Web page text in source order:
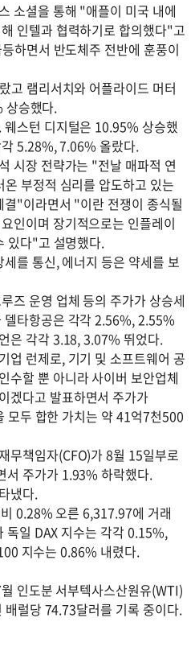
소셜을 통해 "애플이 미국 내에
인텔과 협력하기로 합의했다"고
하면서 반도체주 전반에 훈풍이
고 램리서치와 어플라이드 머터
상승했다.
스턴 디지털은 10.95% 상승했
5.28%, 7.06% 올랐다.
시장 전략가는 "전날 매파적 연
부정적 심리를 압도하고 있는
"이라면서 "이란 전쟁이 종식될
인이며 장기적으로는 인플레이
있다"고 설명했다.
를 통신, 에너지 등은 약세를 보
즈 운영 업체 등의 주가가 상승세
델타항공은 각각 2.56%, 2.55%
은 각각 3.18, 3.07% 뛰었다.
업 런제로, 기기 및 소프트웨어 공
수할 뿐 아니라 사이버 보안업체
겠다고 발표하면서 주가가
모두 합한 가치는 약 41억7천500
무책임자(CFO)가 8월 15일부로
서 주가가 1.93% 하락했다.
냈다.
0.28% 오른 6,317.97에 거래
독일 DAX 지수는 각각 0.15%,
지수는 0.86% 내렸다.
인도분 서부텍사스산원유(WTI)
럴당 74.73달러를 기록 중이다.